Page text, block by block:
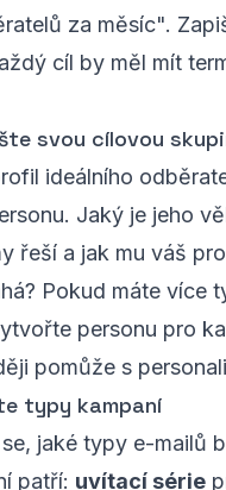
za měsíc".
cíl by měl mít
svou cílovou
ideálního
Jaký je jeho
řeší a jak mu váš
Pokud máte více
personu pro
pomůže s
typy kampaní
jaké typy e-mailů
patří: uvítací série